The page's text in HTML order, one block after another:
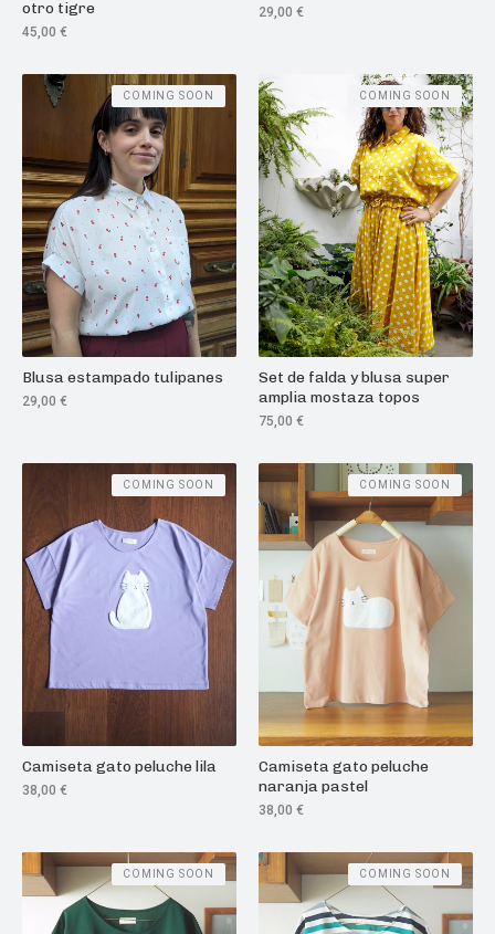
otro tigre
45,00 €
29,00 €
Blusa estampado tulipanes
29,00 €
COMING SOON
Set de falda y blusa super
amplia mostaza topos
75,00 €
COMING SOON
Camiseta gato peluche lila
38,00 €
COMING SOON
Camiseta gato peluche
naranja pastel
38,00 €
COMING SOON
COMING SOON COMING SOON